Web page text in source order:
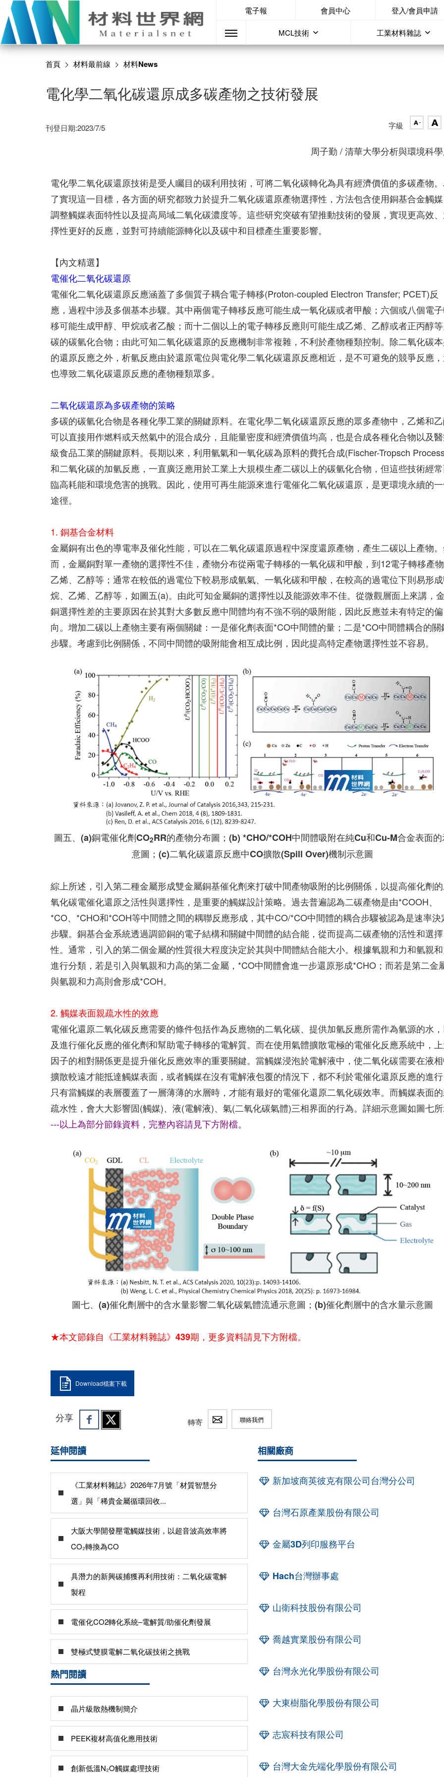
電子報 會員中心 登入/會員申請
MCL技術 工業材料雜誌
首頁 材料最前線 材料News
電化學二氧化碳還原成多碳產物之技術發展
刊登日期:2023/7/5 字級
周子勤 / 清華大學分析與環境科
電化學二氧化碳還原技術是受人矚目的碳利用技術，可將二氧化碳轉化為具有經濟價值的多碳產物
了實現這一目標，各方面的研究都致力於提升二氧化碳還原產物選擇性，方法包含使用銅基合金觸
調整觸媒表面特性以及提高局域二氧化碳濃度等。這些研究突破有望推動技術的發展，實現更高效
擇性更好的反應，並對可持續能源轉化以及碳中和目標產生重要影響。
【內文精選】
電催化二氧化碳還原
電催化二氧化碳還原反應涵蓋了多個質子耦合電子轉移(Proton-coupled Electron Transfer; PCET)反
應，過程中涉及多個基本步驟。其中兩個電子轉移反應可能生成一氧化碳或者甲酸；六個或八個電
移可能生成甲醇、甲烷或者乙酸；而十二個以上的電子轉移反應則可能生成乙烯、乙醇或者正丙醇
碳的碳氫化合物；由此可知二氧化碳還原的反應機制非常複雜，不利於產物種類控制。除二氧化碳
的還原反應之外，析氫反應由於還原電位與電化學二氧化碳還原反應相近，是不可避免的競爭反應
也導致二氧化碳還原反應的產物種類眾多。
二氧化碳還原為多碳產物的策略
多碳的碳氫化合物是各種化學工業的關鍵原料。在電化學二氧化碳還原反應的眾多產物中，乙烯和
可以直接用作燃料或天然氣中的混合成分，且能量密度和經濟價值均高，也是合成各種化合物以及
級食品工業的關鍵原料。長期以來，利用氫氣和一氧化碳為原料的費托合成(Fischer-Tropsch
和二氧化碳的加氫反應，一直廣泛應用於工業上大規模生產二碳以上的碳氫化合物，但這些技術經
臨高耗能和環境危害的挑戰。因此，使用可再生能源來進行電催化二氧化碳還原，是更環境永續的
途徑。
1. 銅基合金材料
金屬銅有出色的導電率及催化性能，可以在二氧化碳還原過程中深度還原產物，產生二碳以上產物
而，金屬銅對單一產物的選擇性不佳，產物分布從兩電子轉移的一氧化碳和甲酸，到12電子轉移產
乙烯、乙醇等；通常在較低的過電位下較易形成氫氣、一氧化碳和甲酸，在較高的過電位下則易形
烷、乙烯、乙醇等，如圖五(a)。由此可知金屬銅的選擇性以及能源效率不佳。從微觀層面上來講，
銅選擇性差的主要原因在於其對大多數反應中間體均有不強不弱的吸附能，因此反應並未有特定的偏
向。增加二碳以上產物主要有兩個關鍵：一是催化劑表面*CO中間體的量；二是*CO中間體耦合的關
步驟。考慮到比例關係，不同中間體的吸附能會相互成比例，因此提高特定產物選擇性並不容易。
圖五、(a)銅電催化劑CO2RR的產物分布圖；(b) *CHO/*COH中間體吸附在純Cu和Cu-M合金表面
意圖；(c)二氧化碳還原反應中CO擴散(Spill Over)機制示意圖
綜上所述，引入第二種金屬形成雙金屬銅基催化劑來打破中間產物吸附的比例關係，以提高催化劑
氧化碳電催化還原之活性與選擇性，是重要的觸媒設計策略。過去普遍認為二碳產物是由*COOH、
*CO、*CHO和*COH等中間體之間的耦聯反應形成，其中CO/*CO中間體的耦合步驟被認為是速率決
步驟。銅基合金系統透過調節銅的電子結構和關鍵中間體的結合能，從而提高二碳產物的活性和選擇
性。通常，引入的第二個金屬的性質很大程度決定於其與中間體結合能大小。根據氧親和力和氫親
進行分類，若是引入與氧親和力高的第二金屬，*CO中間體會進一步還原形成*CHO；而若是第二金
與氫親和力高則會形成*COH。
2. 觸媒表面親疏水性的效應
電催化還原二氧化碳反應需要的條件包括作為反應物的二氧化碳、提供加氫反應所需作為氫源的水
及進行催化反應的催化劑和幫助電子轉移的電解質。而在使用氣體擴散電極的電催化反應系統中，
因子的相對關係更是提升催化反應效率的重要關鍵。當觸媒浸泡於電解液中，使二氧化碳需要在液
擴散較遠才能抵達觸媒表面，或者觸媒在沒有電解液包覆的情況下，都不利於電催化還原反應的進
只有當觸媒的表層覆蓋了一層薄薄的水層時，才能有最好的電催化還原二氧化碳效率。而觸媒表面
疏水性，會大大影響固(觸媒)、液(電解液)、氣(二氧化碳氣體)三相界面的行為。詳細示意圖如圖七
---以上為部分節錄資料，完整內容請見下方附檔。
圖七、(a)催化劑層中的含水量影響二氧化碳氣體流通示意圖；(b)催化劑層中的含水量示意圖
★本文節錄自《工業材料雜誌》439期，更多資料請見下方附檔。
Download檔案下載
分享 轉寄 聯絡我們
延伸閱讀
《工業材料雜誌》2026年7月號「材質智慧分
選」與「稀貴金屬循環回收...
大阪大學開發壓電觸媒技術，以超音波高效率將
CO₂轉換為CO
具潛力的新興碳捕獲再利用技術：二氧化碳電解
製程
電催化CO2轉化系統–電解質/助催化劑發展
雙極式雙膜電解二氧化碳技術之挑戰
熱門閱讀
晶片級散熱機制簡介
PEEK複材高值化應用技術
創新低溫N₂O觸媒處理技術
相關廠商
新加坡商英彼克有限公司台灣分公司
台灣石原產業股份有限公司
金屬3D列印服務平台
Hach台灣辦事處
山衛科技股份有限公司
喬越實業股份有限公司
台灣永光化學股份有限公司
大東樹脂化學股份有限公司
志宸科技有限公司
台灣大金先端化學股份有限公司